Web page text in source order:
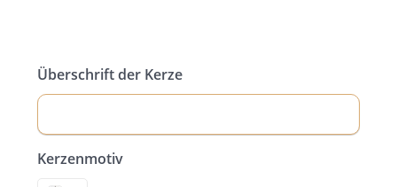
Überschrift der Kerze
Kerzenmotiv